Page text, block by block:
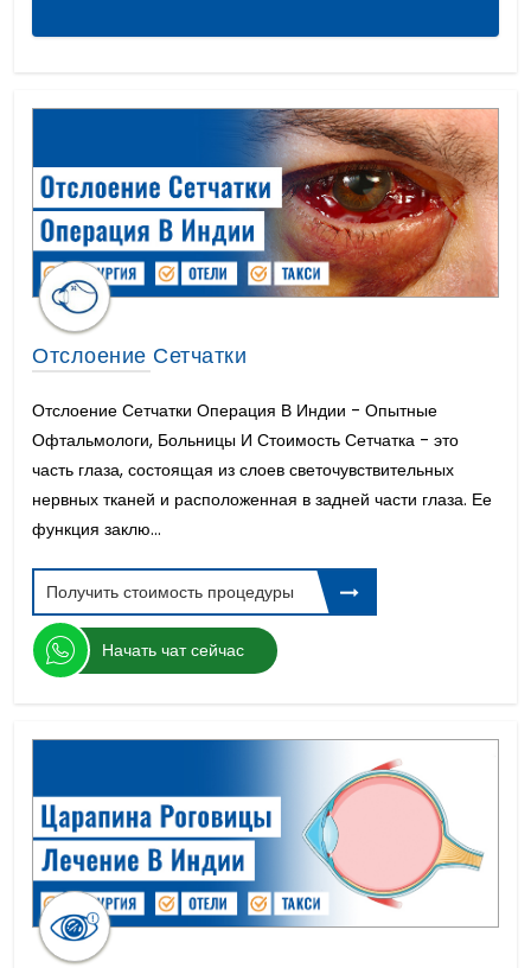
Удлинение члена или фаллопластика
Имплантация зубов цена
Зубные Коронки Цена
Отслоение Сетчатки
Отслоение Сетчатки Операция В Индии - Опытные
Офтальмологи, Больницы И Стоимость Сетчатка - это
часть глаза, состоящая из слоев светочувствительных
нервных тканей и расположенная в задней части глаза. Ее
функция заклю...
Получить стоимость процедуры
Начать чат сейчас